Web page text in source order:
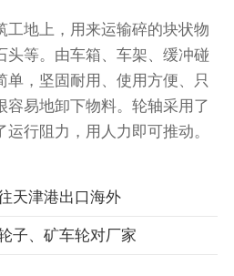
工地上，用来运输碎的块状物
头等。由车箱、车架、缓冲碰
单，坚固耐用、使用方便、只
容易地卸下物料。轮轴采用了
行阻力，用人力即可推动。
天津港出口海外
子、矿车轮对厂家